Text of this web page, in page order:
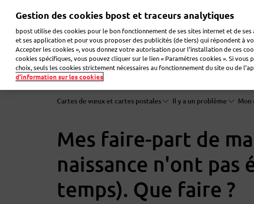
principal
Envoyer un colis Recevoir un colis Envoyer une lettre
Cartes de vœux et cartes postales Il y a un problème Mon
Mes faire-part de
naissance n'ont pas
temps). Que faire ?
Gestion des cookies bpost et traceurs analytiques
bpost utilise des cookies pour le bon fonctionnement de ses sites internet et de
et ses application et pour vous proposer des publicités (de tiers) qui répondent à
Accepter les cookies », vous donnez votre autorisation pour l’installation de ces
cookies spécifiques, vous pouvez cliquer sur le lien « Paramètres cookies ». Si vous
choix, seuls les cookies strictement nécessaires au fonctionnement du site ou de
d’information sur les cookies